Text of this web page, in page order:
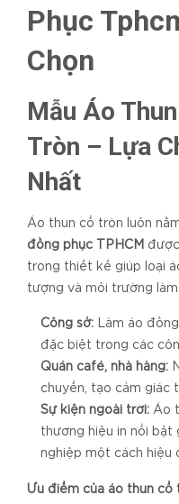
Phục
Chọn
Mẫu Áo
Tròn – Lựa
Nhất
Áo thun cổ tròn luôn
đồng phục TPHCM
trong thiết kế giúp loại
tượng và môi trường làm
Công sở: Làm áo
đặc biệt trong các
Quán café, nhà hàng:
chuyển, tạo cảm giác
Sự kiện ngoài trời: Áo
thương hiệu in nổi bật
nghiệp một cách hiệu
Ưu điểm của áo thun cổ